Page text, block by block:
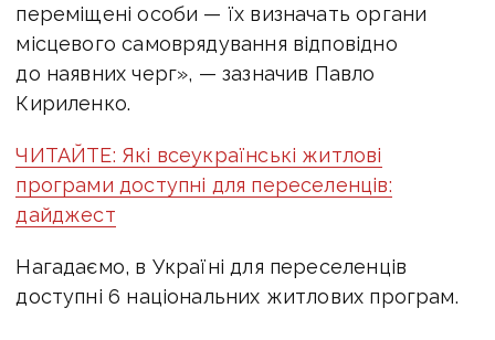
переміщені особи — їх визначать органи
місцевого самоврядування відповідно
до наявних черг», — зазначив Павло
Кириленко.
ЧИТАЙТЕ: Які всеукраїнські житлові
програми доступні для переселенців:
дайджест
Нагадаємо, в Україні для переселенців
доступні 6 національних житлових програм.